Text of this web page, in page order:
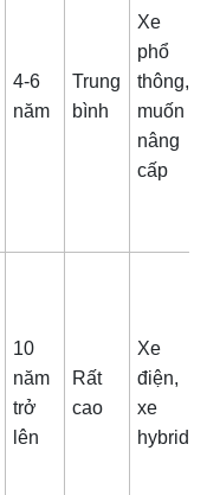
4-6
năm
Trung
bình
Xe
phổ
thông,
muốn
nâng
cấp
10
năm
trở
lên
Rất
cao
Xe
điện,
xe
hybrid